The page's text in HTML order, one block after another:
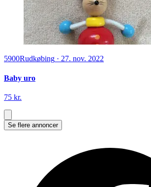
5900Rudkøbing · 27. nov. 2022
Baby uro
75 kr.
Se flere annoncer